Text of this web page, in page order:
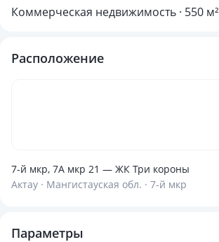
Коммерческая недвижимость · 550 м²
Расположение
7-й мкр, 7А мкр 21 — ЖК Три короны
Актау · Мангистауская обл. · 7-й мкр
Параметры